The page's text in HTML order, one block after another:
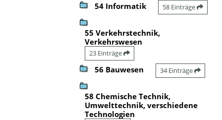
54 Informatik 58 Einträge
55 Verkehrstechnik,
Verkehrswesen
23 Einträge
56 Bauwesen 34 Einträge
58 Chemische Technik,
Umwelttechnik, verschiedene
Technologien